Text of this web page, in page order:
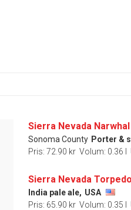
Sierra Nevada
Sonoma County Porter &
Pris: 72.90 kr Volum: 0.36 l
Sierra Nevada
India pale ale, USA
Pris: 65.90 kr Volum: 0.35 l